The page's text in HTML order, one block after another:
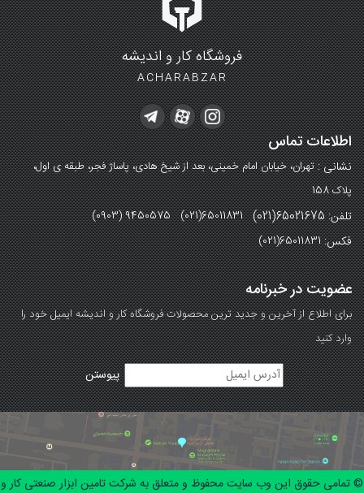
فروشگاه کار و اندیشه
ACHARABZAR
اطلاعات تماس
نشانی :تهران، خیابان امام خمینی، بعد از شیخ هادی، پاساژ فجر، طبقه ی اول،
پلاک 158
تلفن: 65021675(021) (0903) 9450575 (021)65011831
فکس:(021)65011831
عضویت در خبرنامه
برای اطلاع از آخرین و جدید ترین محصولات فروشگاه کار و اندیشه ایمیل خود را
وارد کنید
© تمامی حقوق این وب سایت محفوظ و متعلق به شرکت تامین ابزار صنعتی کار و